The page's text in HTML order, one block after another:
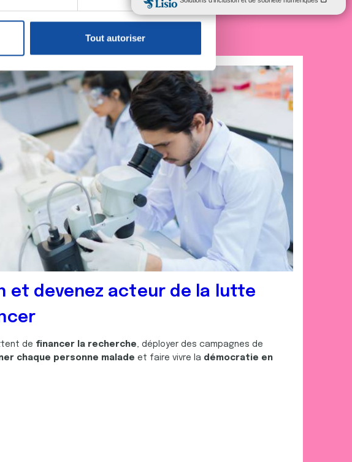
vos préférences, reportez-vous à lasection «
à partir de la déclaration sur les cookies.
celles-ci avec d'autres informations que
services.
Tout autoriser
et devenez acteur de la lutte
de financer la recherche, déployer des campagnes de
chaque personne malade et faire vivre la démocratie en